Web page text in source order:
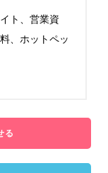
ト、営業資
、ホットペッ
る